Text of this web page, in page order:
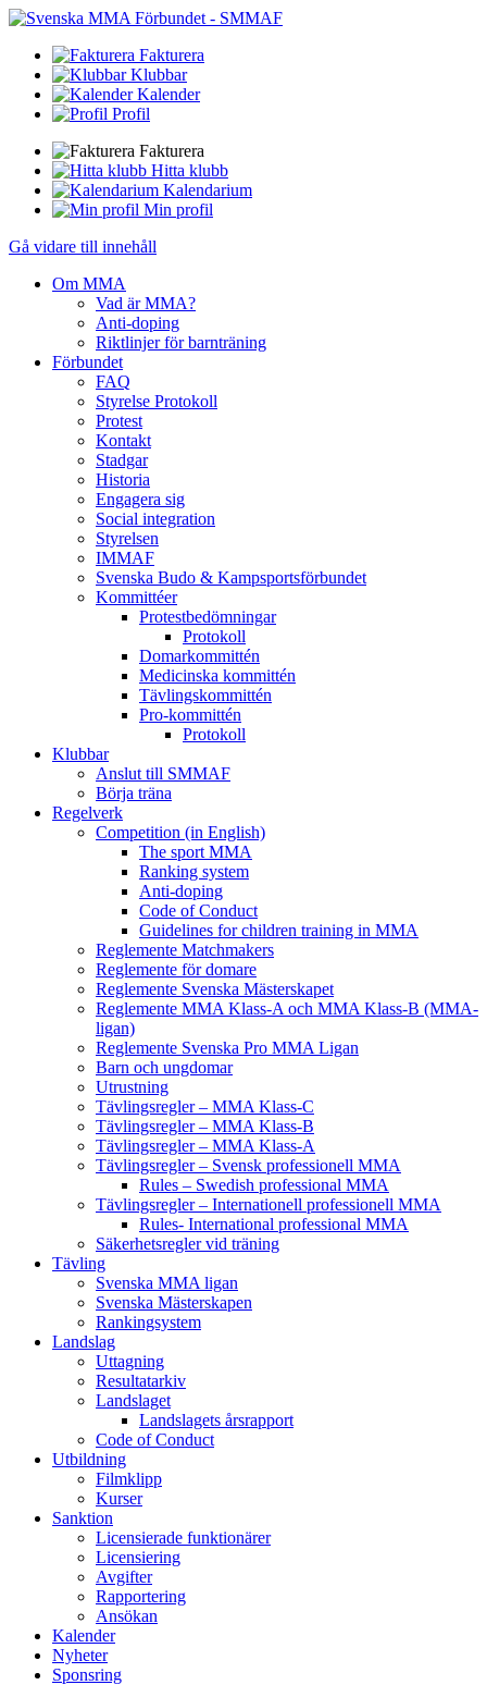
Fakturera
Klubbar
Kalender
Profil
Fakturera
Hitta klubb
Kalendarium
Min profil
Gå vidare till innehåll
Om MMA
Vad är MMA?
Anti-doping
Riktlinjer för barnträning
Förbundet
FAQ
Styrelse Protokoll
Protest
Kontakt
Stadgar
Historia
Engagera sig
Social integration
Styrelsen
IMMAF
Svenska Budo & Kampsportsförbundet
Kommittéer
Protestbedömningar
Protokoll
Domarkommittén
Medicinska kommittén
Tävlingskommittén
Pro-kommittén
Protokoll
Klubbar
Anslut till SMMAF
Börja träna
Regelverk
Competition (in English)
The sport MMA
Ranking system
Anti-doping
Code of Conduct
Guidelines for children training in MMA
Reglemente Matchmakers
Reglemente för domare
Reglemente Svenska Mästerskapet
Reglemente MMA Klass-A och MMA Klass-B (MMA-
ligan)
Reglemente Svenska Pro MMA Ligan
Barn och ungdomar
Utrustning
Tävlingsregler – MMA Klass-C
Tävlingsregler – MMA Klass-B
Tävlingsregler – MMA Klass-A
Tävlingsregler – Svensk professionell MMA
Rules – Swedish professional MMA
Tävlingsregler – Internationell professionell MMA
Rules- International professional MMA
Säkerhetsregler vid träning
Tävling
Svenska MMA ligan
Svenska Mästerskapen
Rankingsystem
Landslag
Uttagning
Resultatarkiv
Landslaget
Landslagets årsrapport
Code of Conduct
Utbildning
Filmklipp
Kurser
Sanktion
Licensierade funktionärer
Licensiering
Avgifter
Rapportering
Ansökan
Kalender
Nyheter
Sponsring